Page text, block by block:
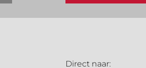
Direct naar: